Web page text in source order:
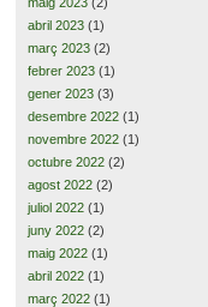
abril 2023 (1)
març 2023 (2)
febrer 2023 (1)
gener 2023 (3)
desembre 2022 (1)
novembre 2022 (1)
octubre 2022 (2)
agost 2022 (2)
juliol 2022 (1)
juny 2022 (2)
maig 2022 (1)
abril 2022 (1)
març 2022 (1)